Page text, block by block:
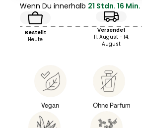
Wenn Du innerhalb 21 Stdn. 16 Min.
Bestellt
Heute
Versendet
11. August - 14.
August
Vegan Ohne Parfum